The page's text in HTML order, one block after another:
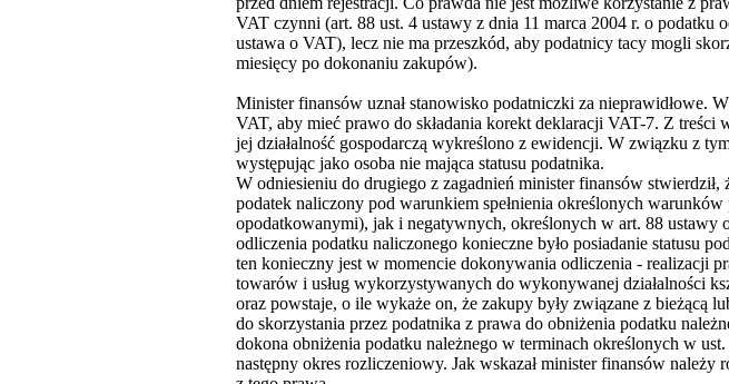
VAT czynni (art. 88 ust. 4 ustawy z dnia 11 marca 2004 r. o
ustawa o VAT), lecz nie ma przeszkód, aby podatnicy tacy mogli
miesięcy po dokonaniu zakupów).
Minister finansów uznał stanowisko podatniczki za nieprawidłowe.
VAT, aby mieć prawo do składania korekt deklaracji VAT-7. Z
jej działalność gospodarczą wykreślono z ewidencji. W związku z
występując jako osoba nie mająca statusu podatnika.
W odniesieniu do drugiego z zagadnień minister finansów
podatek naliczony pod warunkiem spełnienia określonych
opodatkowanymi), jak i negatywnych, określonych w art. 88
odliczenia podatku naliczonego konieczne było posiadanie statusu
ten konieczny jest w momencie dokonywania odliczenia - realizacji
towarów i usług wykorzystywanych do wykonywanej działalności
oraz powstaje, o ile wykaże on, że zakupy były związane z bieżącą
do skorzystania przez podatnika z prawa do obniżenia podatku
dokona obniżenia podatku należnego w terminach określonych w
następny okres rozliczeniowy. Jak wskazał minister finansów